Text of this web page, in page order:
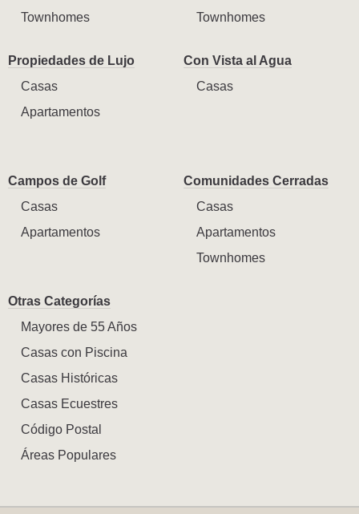
Townhomes
Townhomes
Propiedades de Lujo
Casas
Apartamentos
Con Vista al Agua
Casas
Campos de Golf
Casas
Apartamentos
Comunidades Cerradas
Casas
Apartamentos
Townhomes
Otras Categorías
Mayores de 55 Años
Casas con Piscina
Casas Históricas
Casas Ecuestres
Código Postal
Áreas Populares